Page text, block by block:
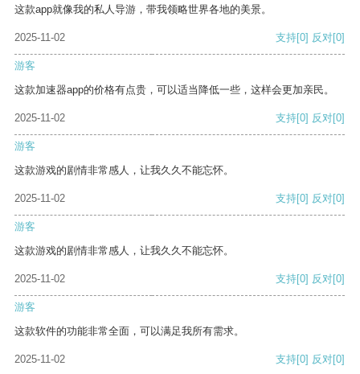
这款app就像我的私人导游，带我领略世界各地的美景。
2025-11-02 支持[0] 反对[0]
游客
这款加速器app的价格有点贵，可以适当降低一些，这样会更加亲民。
2025-11-02 支持[0] 反对[0]
游客
这款游戏的剧情非常感人，让我久久不能忘怀。
2025-11-02 支持[0] 反对[0]
游客
这款游戏的剧情非常感人，让我久久不能忘怀。
2025-11-02 支持[0] 反对[0]
游客
这款软件的功能非常全面，可以满足我所有需求。
2025-11-02 支持[0] 反对[0]